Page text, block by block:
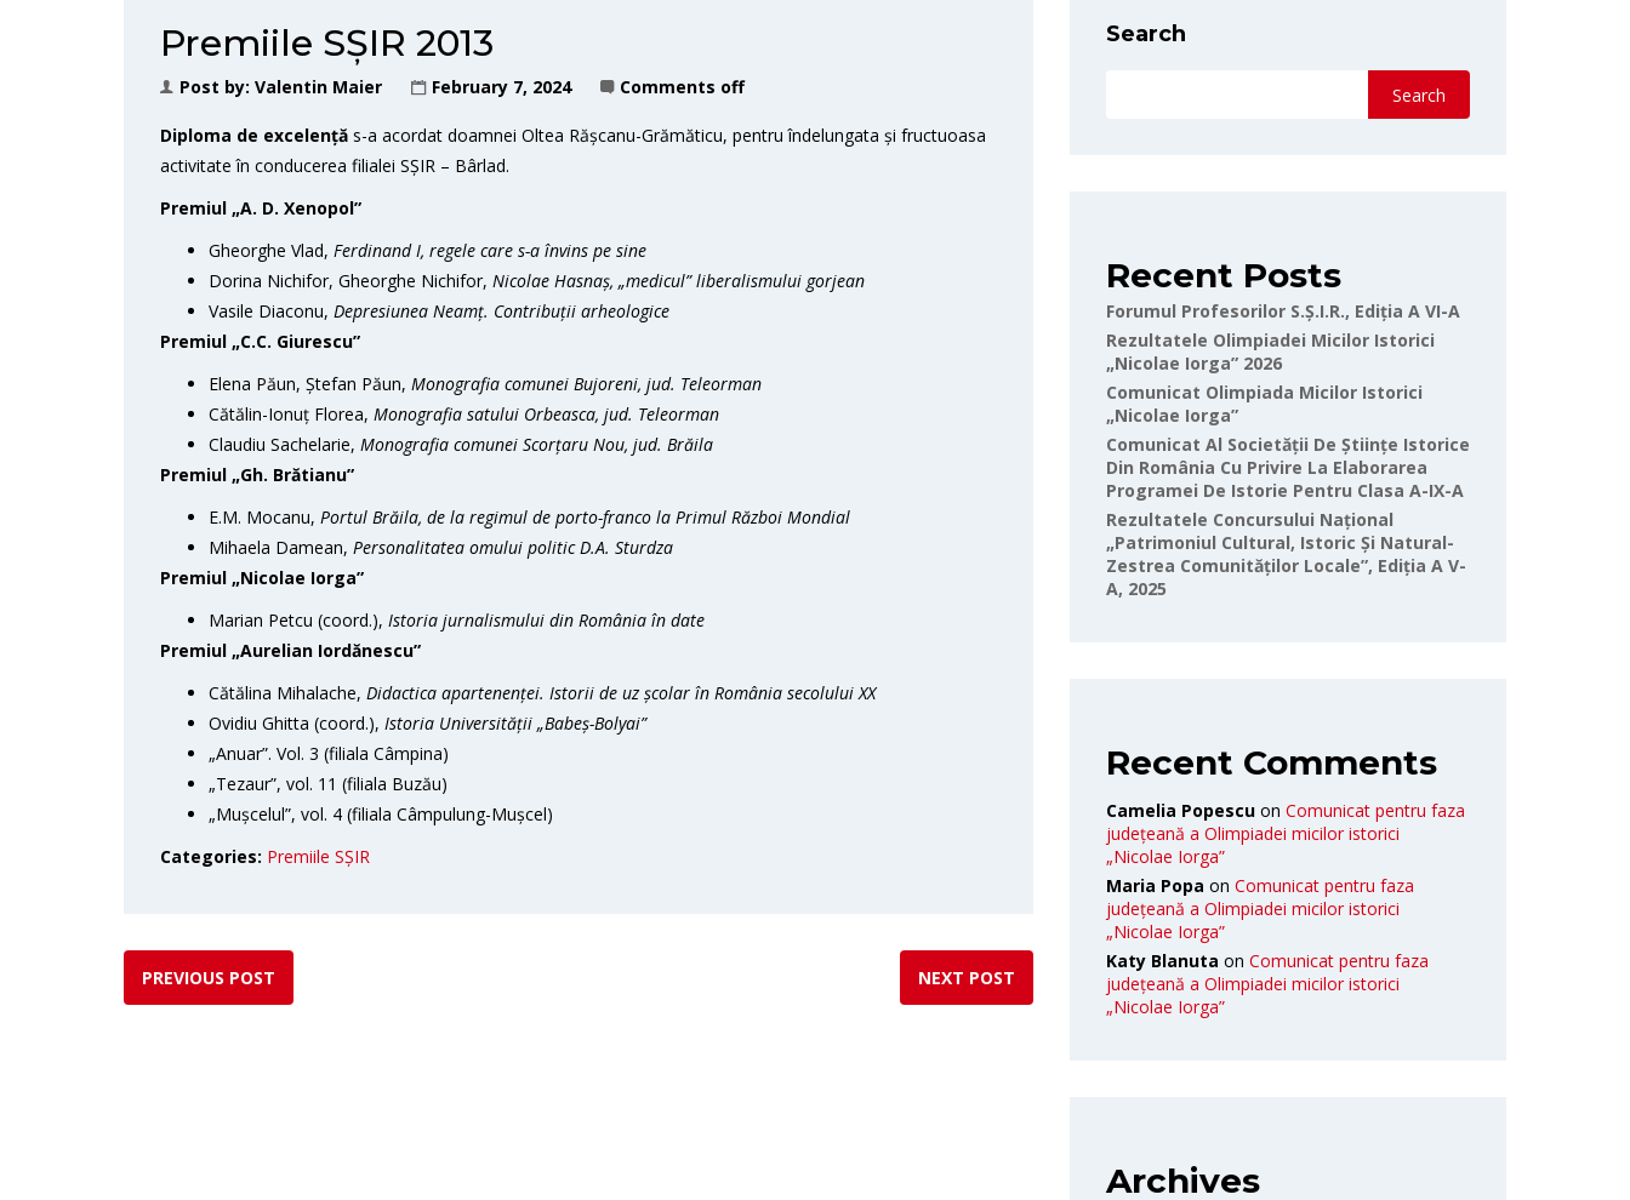
Premiile SȘIR 2013
Post by: Valentin Maier February 7, 2024 Comments off
Diploma de excelență s-a acordat doamnei Oltea Rășcanu-Grămăticu, pentru îndelungata și fructuoasa
activitate în conducerea filialei SȘIR – Bârlad.
Premiul „A. D. Xenopol”
Gheorghe Vlad, Ferdinand I, regele care s-a învins pe sine
Dorina Nichifor, Gheorghe Nichifor, Nicolae Hasnaș, „medicul” liberalismului gorjean
Vasile Diaconu, Depresiunea Neamț. Contribuții arheologice
Premiul „C.C. Giurescu”
Elena Păun, Ștefan Păun, Monografia comunei Bujoreni, jud. Teleorman
Cătălin-Ionuț Florea, Monografia satului Orbeasca, jud. Teleorman
Claudiu Sachelarie, Monografia comunei Scorțaru Nou, jud. Brăila
Premiul „Gh. Brătianu”
E.M. Mocanu, Portul Brăila, de la regimul de porto-franco la Primul Război Mondial
Mihaela Damean, Personalitatea omului politic D.A. Sturdza
Premiul „Nicolae Iorga”
Marian Petcu (coord.), Istoria jurnalismului din România în date
Premiul „Aurelian Iordănescu”
Cătălina Mihalache, Didactica apartenenței. Istorii de uz școlar în România secolului XX
Ovidiu Ghitta (coord.), Istoria Universității „Babeș-Bolyai”
„Anuar”. Vol. 3 (filiala Câmpina)
„Tezaur”, vol. 11 (filiala Buzău)
„Mușcelul”, vol. 4 (filiala Câmpulung-Mușcel)
Categories: Premiile SȘIR
PREVIOUS POST NEXT POST
Search
Search
Recent Posts
Forumul Profesorilor S.Ș.I.R., Ediția A VI-A
Rezultatele Olimpiadei Micilor Istorici
„Nicolae Iorga” 2026
Comunicat Olimpiada Micilor Istorici
„Nicolae Iorga”
Comunicat Al Societății De Științe Istorice
Din România Cu Privire La Elaborarea
Programei De Istorie Pentru Clasa A-IX-A
Rezultatele Concursului Național
„Patrimoniul Cultural, Istoric Și Natural-
Zestrea Comunităților Locale”, Ediția A V-
A, 2025
Recent Comments
Camelia Popescu on Comunicat pentru faza
județeană a Olimpiadei micilor istorici
„Nicolae Iorga”
Maria Popa on Comunicat pentru faza
județeană a Olimpiadei micilor istorici
„Nicolae Iorga”
Katy Blanuta on Comunicat pentru faza
județeană a Olimpiadei micilor istorici
„Nicolae Iorga”
Archives